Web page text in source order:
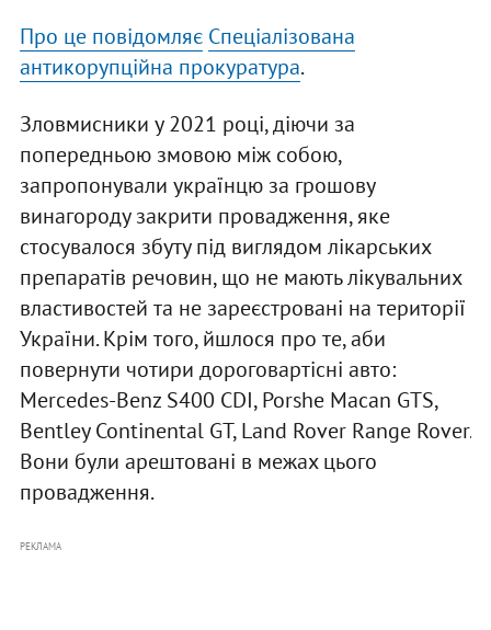
Про це повідомляє Спеціалізована
антикорупційна прокуратура.
Зловмисники у 2021 році, діючи за
попередньою змовою між собою,
запропонували українцю за грошову
винагороду закрити провадження, яке
стосувалося збуту під виглядом лікарських
препаратів речовин, що не мають лікувальних
властивостей та не зареєстровані на території
України. Крім того, йшлося про те, аби
повернути чотири дороговартісні авто:
Mercedes-Benz S400 CDI, Porshe Macan GTS,
Bentley Continental GT, Land Rover Range Rover.
Вони були арештовані в межах цього
провадження.
РЕКЛАМА